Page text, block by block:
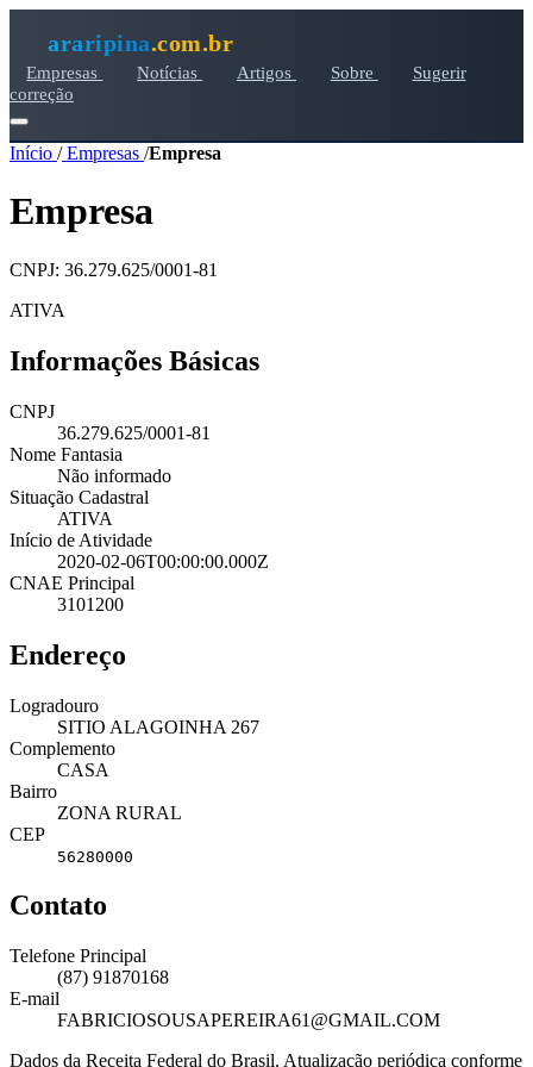
araripina.com.br
Empresas Notícias Artigos Sobre
Sugerir
correção
Início /Empresas /Empresa
Empresa
CNPJ: 36.279.625/0001-81
ATIVA
Informações Básicas
CNPJ
36.279.625/0001-81
Nome Fantasia
Não informado
Situação Cadastral
ATIVA
Início de Atividade
2020-02-06T00:00:00.000Z
CNAE Principal
3101200
Endereço
Logradouro
SITIO ALAGOINHA 267
Complemento
CASA
Bairro
ZONA RURAL
CEP
56280000
Contato
Telefone Principal
(87) 91870168
E-mail
FABRICIOSOUSAPEREIRA61@GMAIL.COM
Dados da Receita Federal do Brasil. Atualização periódica conforme